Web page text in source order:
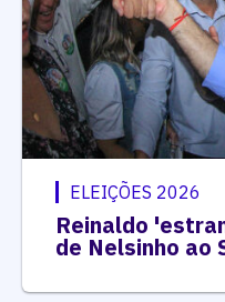
ELEIÇÕES 2026
Reinaldo
de Nelsinho ao